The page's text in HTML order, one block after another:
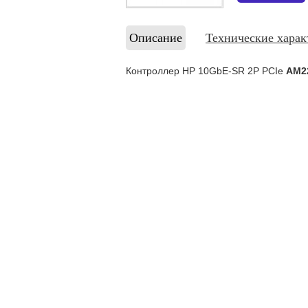
Описание Технические
Контроллер HP 10GbE-SR 2P PCIe